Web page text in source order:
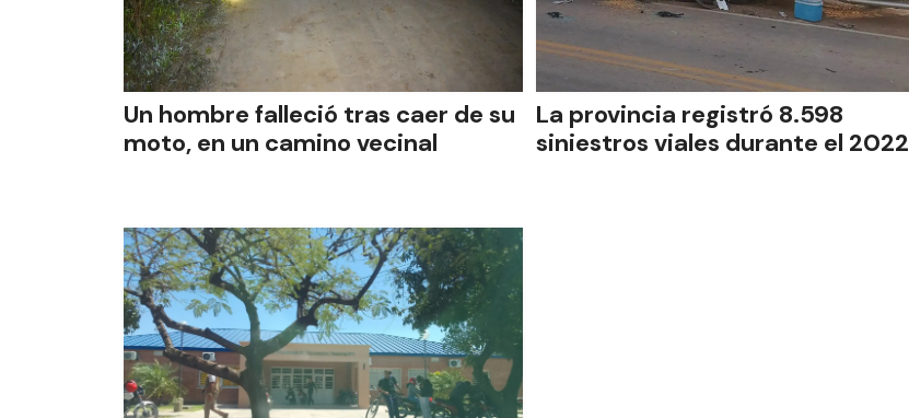
Un hombre falleció tras caer de su
moto, en un camino vecinal
La provincia registró 8.598
siniestros viales durante el 2022